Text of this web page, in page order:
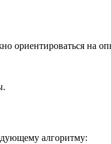
ориентироваться на
алгоритму: